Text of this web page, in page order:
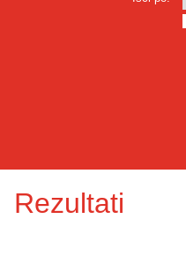
Rezultati